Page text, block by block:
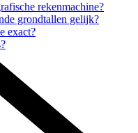
rekenmachine?
grondtallen gelijk?
exact?